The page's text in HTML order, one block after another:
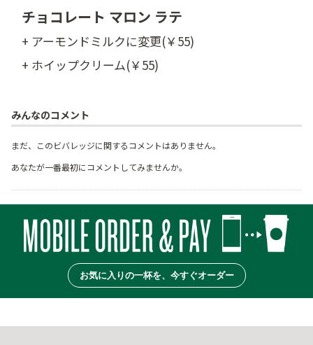
チョコレート マロン ラテ
+ アーモンドミルクに変更(￥55)
+ ホイップクリーム(￥55)
みんなのコメント
まだ、このビバレッジに関するコメントはありません。
あなたが一番最初にコメントしてみませんか。
お気に入りの一杯を、今すぐオーダー